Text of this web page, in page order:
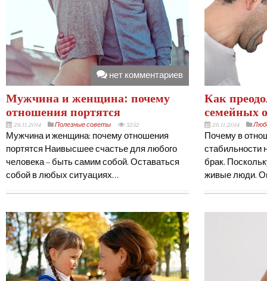
нет комментариев
Мужчина и женщина: почему
отношения портятся
29.11.2014 Полезные советы 3252
Мужчина и женщина: почему отношения
портятся Наивысшее счастье для любого
человека – быть самим собой. Оставаться
собой в любых ситуациях…
Как
семейных
26.11.2014
Почему в
стабильности
брак.
живые люди.